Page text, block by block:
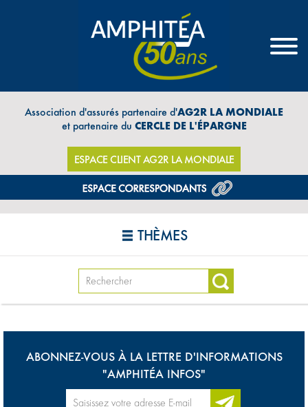
Association d'assurés partenaire d'AG2R LA MONDIALE
et partenaire du CERCLE DE L'ÉPARGNE
ESPACE CLIENT AG2R LA MONDIALE
THÈMES
ABONNEZ-VOUS À LA LETTRE D'INFORMATIONS
"AMPHITÉA INFOS"